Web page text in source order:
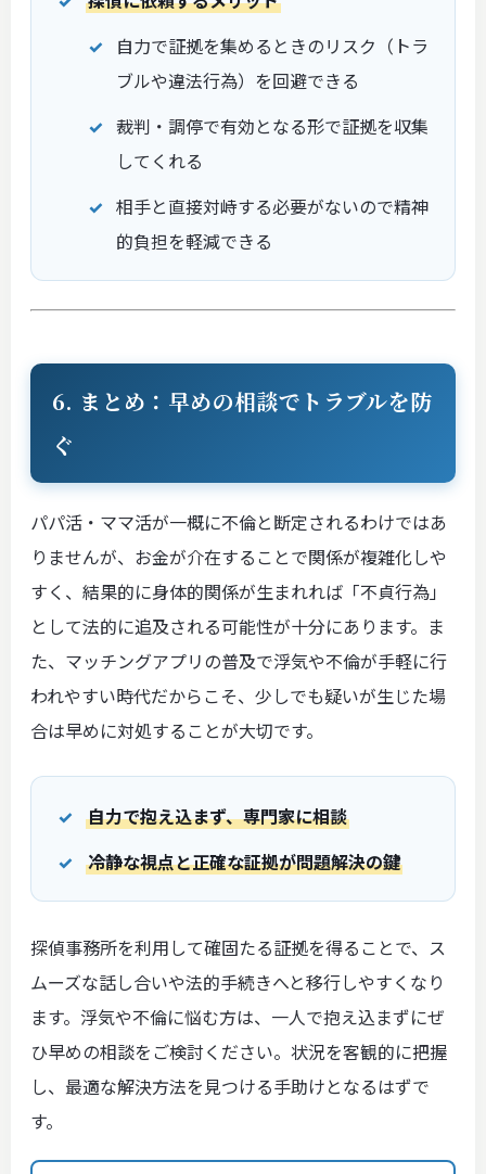
自力で証拠を集めるときのリスク（トラ
ブルや違法行為）を回避できる
裁判・調停で有効となる形で証拠を収集
してくれる
相手と直接対峙する必要がないので精神
的負担を軽減できる
6. まとめ：早めの相談でトラブルを防
ぐ
パパ活・ママ活が一概に不倫と断定されるわけではあ
りませんが、お金が介在することで関係が複雑化しや
すく、結果的に身体的関係が生まれれば「不貞行為」
として法的に追及される可能性が十分にあります。ま
た、マッチングアプリの普及で浮気や不倫が手軽に行
われやすい時代だからこそ、少しでも疑いが生じた場
合は早めに対処することが大切です。
自力で抱え込まず、専門家に相談
冷静な視点と正確な証拠が問題解決の鍵
探偵事務所を利用して確固たる証拠を得ることで、ス
ムーズな話し合いや法的手続きへと移行しやすくなり
ます。浮気や不倫に悩む方は、一人で抱え込まずにぜ
ひ早めの相談をご検討ください。状況を客観的に把握
し、最適な解決方法を見つける手助けとなるはずで
す。